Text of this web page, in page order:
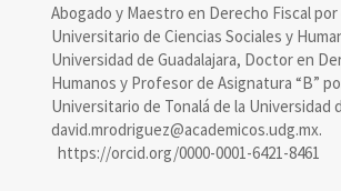
Abogado y Maestro en Derecho Fiscal
Universitario de Ciencias Sociales y
Universidad de Guadalajara, Doctor en
Humanos y Profesor de Asignatura “B”
Universitario de Tonalá de la Universidad
david.mrodriguez@academicos.udg.mx.
https://orcid.org/0000-0001-6421-8461